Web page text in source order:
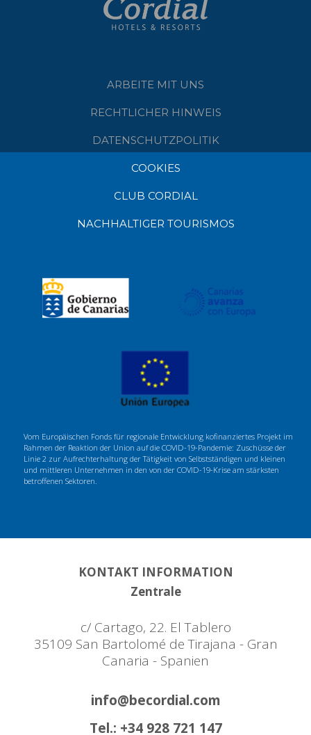
ARBEITE MIT UNS
RECHTLICHER HINWEIS
DATENSCHUTZPOLITIK
COOKIES
CLUB CORDIAL
NACHHALTIGER TOURISMOS
Vom Europäischen Fonds für regionale Entwicklung kofinanziertes Projekt im
Rahmen der Reaktion der Union auf die COVID-19-Pandemie: Zuschüsse der
Linie 2 zur Aufrechterhaltung der Tätigkeit von Selbstständigen und kleinen
und mittleren Unternehmen in den von der COVID-19-Krise am stärksten
betroffenen Sektoren.
KONTAKT INFORMATION
Zentrale
c/ Cartago, 22. El Tablero
35109 San Bartolomé de Tirajana - Gran
Canaria - Spanien
info@becordial.com
Tel.: +34 928 721 147